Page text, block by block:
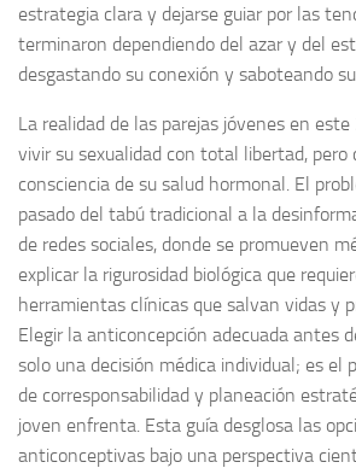
estrategia clara y dejarse guiar por las
terminaron dependiendo del azar y del
desgastando su conexión y saboteando
La realidad de las parejas jóvenes en
vivir su sexualidad con total libertad, pero
consciencia de su salud hormonal. El
pasado del tabú tradicional a la
de redes sociales, donde se promueven
explicar la rigurosidad biológica que
herramientas clínicas que salvan vidas y
Elegir la anticoncepción adecuada antes
solo una decisión médica individual; es el
de corresponsabilidad y planeación
joven enfrenta. Esta guía desglosa las
anticonceptivas bajo una perspectiva